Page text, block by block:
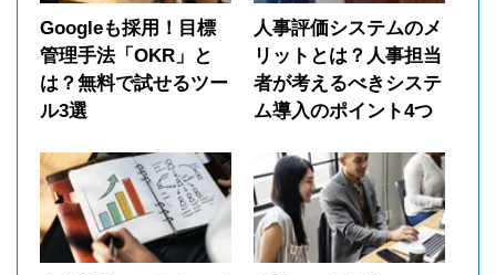
Googleも採用！目標
管理手法「OKR」と
は？無料で試せるツー
ル3選
人事評価システムのメ
リットとは？人事担当
者が考えるべきシステ
ム導入のポイント4つ